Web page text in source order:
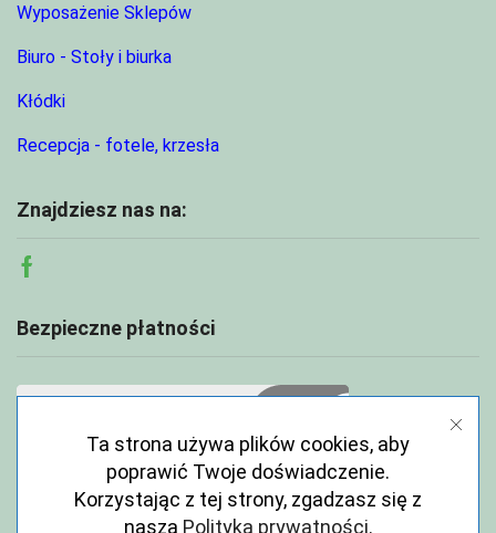
Wyposażenie Sklepów
Biuro - Stoły i biurka
Kłódki
Recepcja - fotele, krzesła
Znajdziesz nas na:
Facebook
Bezpieczne płatności
Ta strona używa plików cookies, aby
poprawić Twoje doświadczenie.
Korzystając z tej strony, zgadzasz się z
naszą Polityka prywatności.